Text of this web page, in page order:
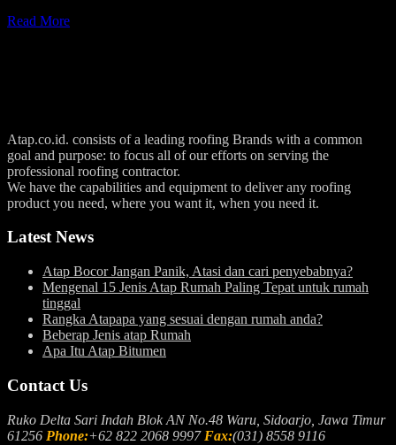
Read More
Atap.co.id. consists of a leading roofing Brands with a common
goal and purpose: to focus all of our efforts on serving the
professional roofing contractor.
We have the capabilities and equipment to deliver any roofing
product you need, where you want it, when you need it.
Latest News
Atap Bocor Jangan Panik, Atasi dan cari penyebabnya?
Mengenal 15 Jenis Atap Rumah Paling Tepat untuk rumah
tinggal
Rangka Atapapa yang sesuai dengan rumah anda?
Beberap Jenis atap Rumah
Apa Itu Atap Bitumen
Contact Us
Ruko Delta Sari Indah Blok AN No.48 Waru, Sidoarjo, Jawa Timur
61256 Phone:+62 822 2068 9997 Fax:(031) 8558 9116